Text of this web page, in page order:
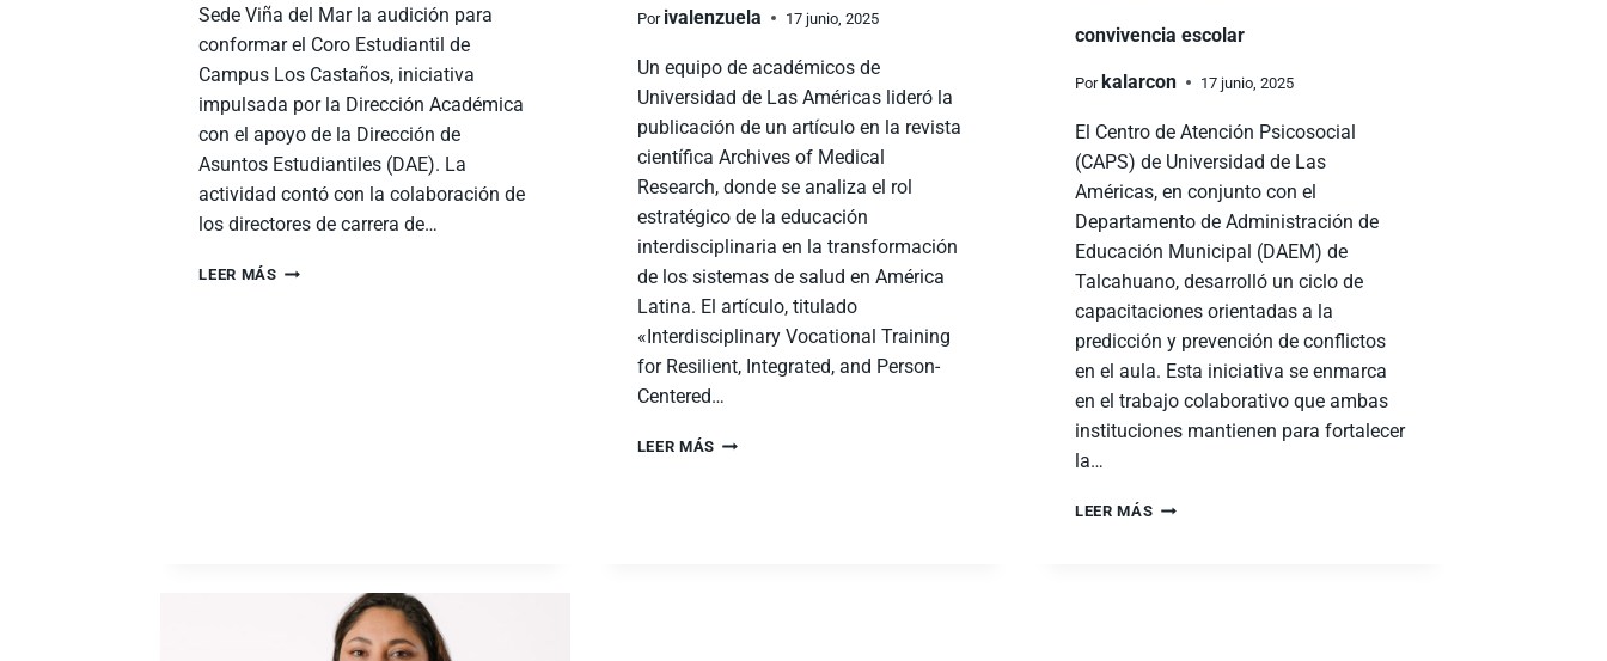
Sede Viña del Mar la audición para
conformar el Coro Estudiantil de
Campus Los Castaños, iniciativa
impulsada por la Dirección Académica
con el apoyo de la Dirección de
Asuntos Estudiantiles (DAE). La
actividad contó con la colaboración de
los directores de carrera de…
LEER MÁS
Por ivalenzuela 17 junio, 2025
Un equipo de académicos de
Universidad de Las Américas lideró la
publicación de un artículo en la revista
científica Archives of Medical
Research, donde se analiza el rol
estratégico de la educación
interdisciplinaria en la transformación
de los sistemas de salud en América
Latina. El artículo, titulado
«Interdisciplinary Vocational Training
for Resilient, Integrated, and Person-
Centered…
LEER MÁS
convivencia escolar
Por kalarcon 17 junio, 2025
El Centro de Atención Psicosocial
(CAPS) de Universidad de Las
Américas, en conjunto con el
Departamento de Administración de
Educación Municipal (DAEM) de
Talcahuano, desarrolló un ciclo de
capacitaciones orientadas a la
predicción y prevención de conflictos
en el aula. Esta iniciativa se enmarca
en el trabajo colaborativo que ambas
instituciones mantienen para fortalecer
la…
LEER MÁS